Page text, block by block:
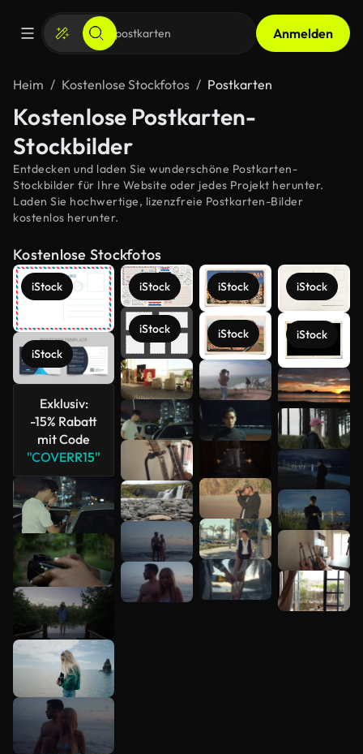
Anmelden
Heim Kostenlose Stockfotos Postkarten
Kostenlose Postkarten-
Stockbilder
Entdecken und laden Sie wunderschöne Postkarten-
Stockbilder für Ihre Website oder jedes Projekt herunter.
Laden Sie hochwertige, lizenzfreie Postkarten-Bilder
kostenlos herunter.
Kostenlose Stockfotos
iStock
iStock
Exklusiv:
-15% Rabatt
mit Code
"COVERR15"
iStock
iStock
iStock
iStock
iStock
iStock
Mehr
anzeigen